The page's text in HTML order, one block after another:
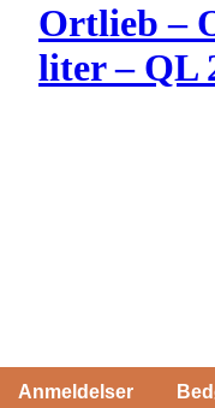
Ortlieb –
liter – QL
Anmeldelser